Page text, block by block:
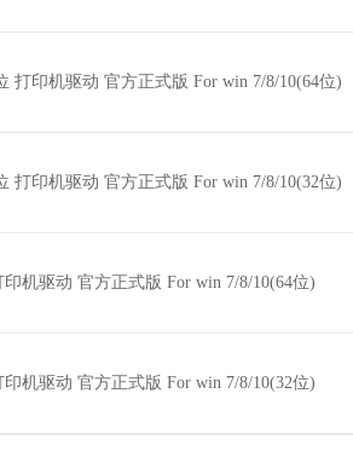
打印机驱动 官方正式版 For win 7/8/10(64位)
打印机驱动 官方正式版 For win 7/8/10(32位)
印机驱动 官方正式版 For win 7/8/10(64位)
印机驱动 官方正式版 For win 7/8/10(32位)